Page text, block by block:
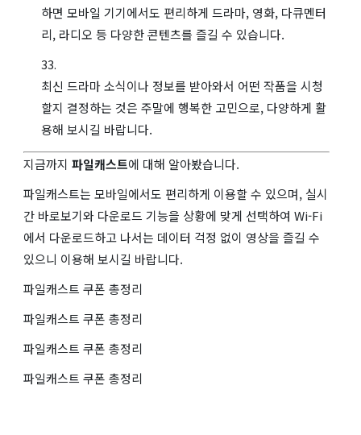
하면 모바일 기기에서도 편리하게 드라마, 영화, 다큐멘터
리, 라디오 등 다양한 콘텐츠를 즐길 수 있습니다.
최신 드라마 소식이나 정보를 받아와서 어떤 작품을 시청
할지 결정하는 것은 주말에 행복한 고민으로, 다양하게 활
용해 보시길 바랍니다.
지금까지 파일캐스트에 대해 알아봤습니다.
파일캐스트는 모바일에서도 편리하게 이용할 수 있으며, 실시
간 바로보기와 다운로드 기능을 상황에 맞게 선택하여 Wi-Fi
에서 다운로드하고 나서는 데이터 걱정 없이 영상을 즐길 수
있으니 이용해 보시길 바랍니다.
파일캐스트 쿠폰 총정리
파일캐스트 쿠폰 총정리
파일캐스트 쿠폰 총정리
파일캐스트 쿠폰 총정리